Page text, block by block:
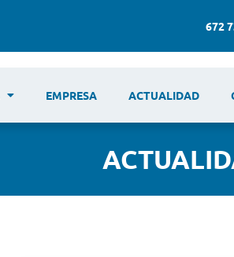
672
EMPRESA ACTUALIDAD